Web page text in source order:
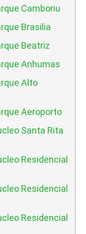
Camboriu
Brasilia
Beatriz
Anhumas
Alto
Aeroporto
Santa Rita
Residencial
Residencial
Residencial